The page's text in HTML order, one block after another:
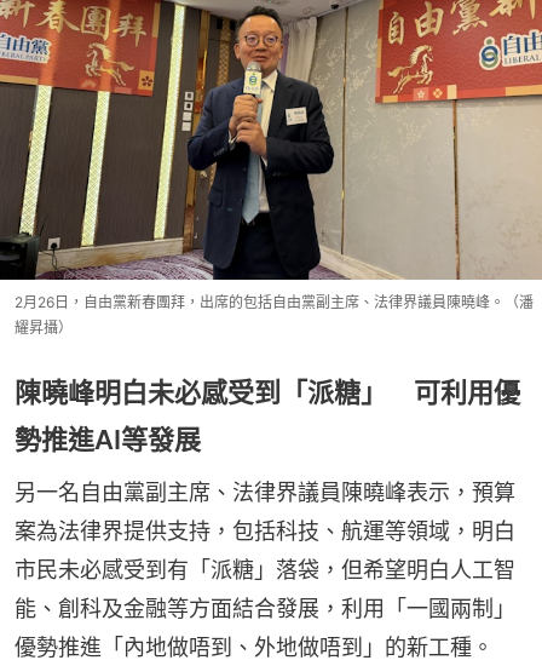
2月26日，自由黨新春團拜，出席的包括自由黨副主席、法律界議員陳曉峰。（潘
耀昇攝）
陳曉峰明白未必感受到「派糖」 可利用優
勢推進AI等發展
另一名自由黨副主席、法律界議員陳曉峰表示，預算
案為法律界提供支持，包括科技、航運等領域，明白
市民未必感受到有「派糖」落袋，但希望明白人工智
能、創科及金融等方面結合發展，利用「一國兩制」
優勢推進「內地做唔到、外地做唔到」的新工種。